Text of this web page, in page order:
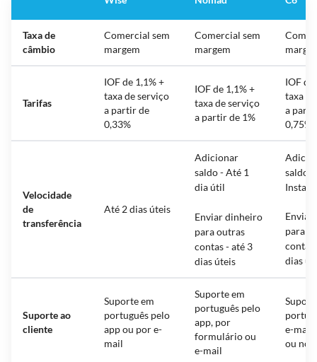
Taxa de
câmbio
Comercial sem
margem
Comercial sem
margem
Tarifas
IOF de 1,1% +
taxa de serviço
a partir de
0,33%
IOF de 1,1% +
taxa de serviço
a partir de 1%
IOF de
taxa
a
0,75%
Velocidade
de
transferência
Até 2 dias úteis
Adicionar
saldo - Até 1
dia útil
Enviar dinheiro
para outras
contas - até 3
dias úteis
saldo -
Enviar
para
contas
dias
Suporte ao
cliente
Suporte em
português pelo
app ou por e-
mail
Suporte em
português pelo
app, por
formulário ou
e-mail
e-
ou no